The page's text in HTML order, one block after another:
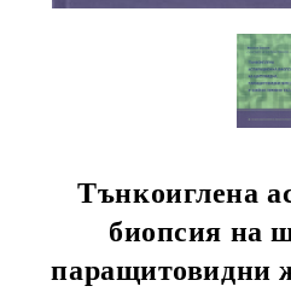
Тънкоиглена
биопсия на
паращитовидни